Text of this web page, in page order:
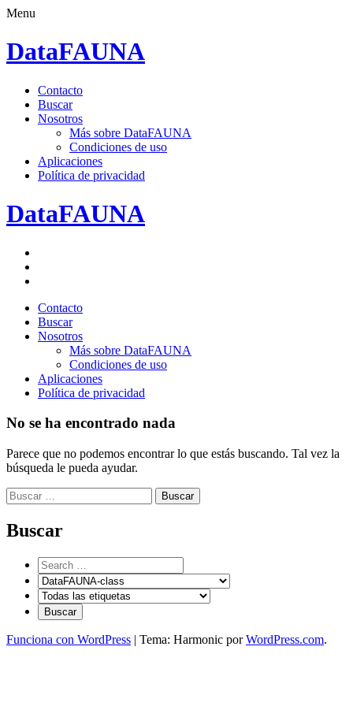
Menu
DataFAUNA
Saltar
contenido.
Contacto
Buscar
Nosotros
Más sobre DataFAUNA
Condiciones de uso
Aplicaciones
Política de privacidad
DataFAUNA
Saltar
contenido.
Contacto
Buscar
Nosotros
Más sobre DataFAUNA
Condiciones de uso
Aplicaciones
Política de privacidad
No se ha encontrado nada
Parece que no podemos encontrar lo que estás buscando. Tal vez la
búsqueda le pueda ayudar.
Buscar:
Buscar
Funciona con WordPress | Tema: Harmonic porWordPress.com.